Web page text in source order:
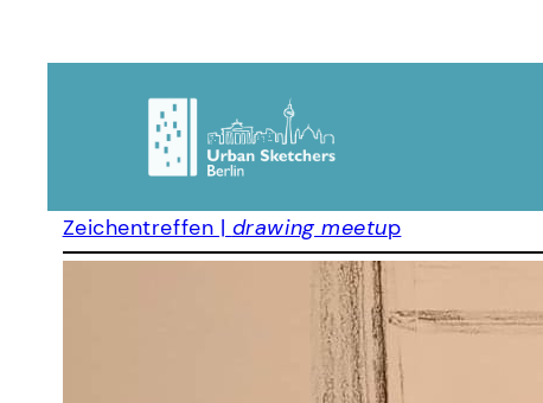
Zeichentreffen | drawing meetup